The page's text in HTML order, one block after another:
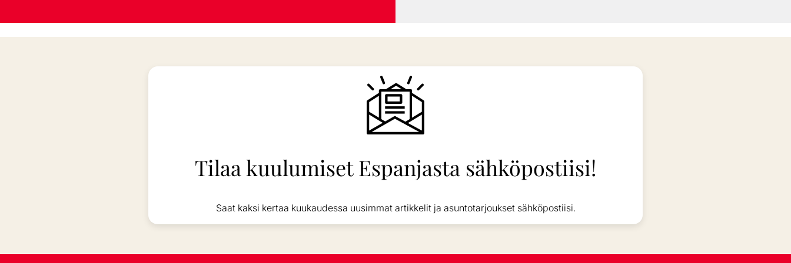
Tilaa kuulumiset Espanjasta sähköpostiisi!
Saat kaksi kertaa kuukaudessa uusimmat artikkelit ja asuntotarjoukset sähköpostiisi.